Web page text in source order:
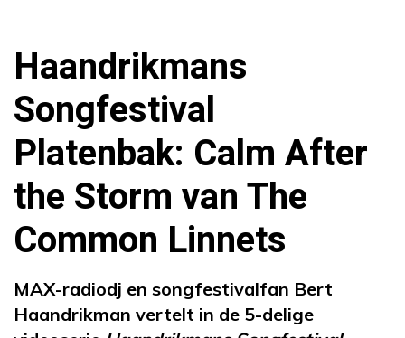
Haandrikmans
Songfestival
Platenbak: Calm After
the Storm van The
Common Linnets
MAX-radiodj en songfestivalfan Bert
Haandrikman vertelt in de 5-delige